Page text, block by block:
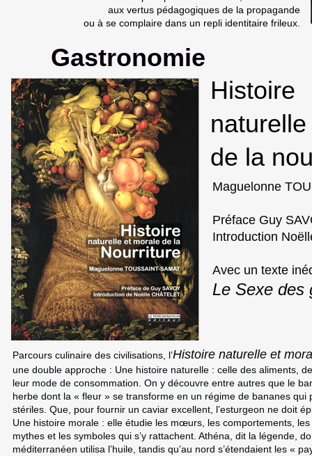
Gastronomie
Histoire
de la
Parcours culinaire des civilisations, l’Histoire naturelle et
une double approche : Une histoire naturelle : celle des aliments,
leur mode de consommation. On y découvre entre autres que le
herbe dont la « fleur » se transforme en un régime de bananes
stériles. Que, pour fournir un caviar excellent, l’esturgeon ne doit
Une histoire morale : elle étudie les mœurs, les comportements,
mythes et les symboles qui s’y rattachent. Athéna, dit la légende,
méditerranéen utilisa l’huile, tandis qu’au nord s’étendaient les «
Maguelonne
Préface Guy
Introduction
Avec un texte
Le Sexe des
aux vertus pédagogiques de la propagande
ou à se complaire dans un repli identitaire frileux.